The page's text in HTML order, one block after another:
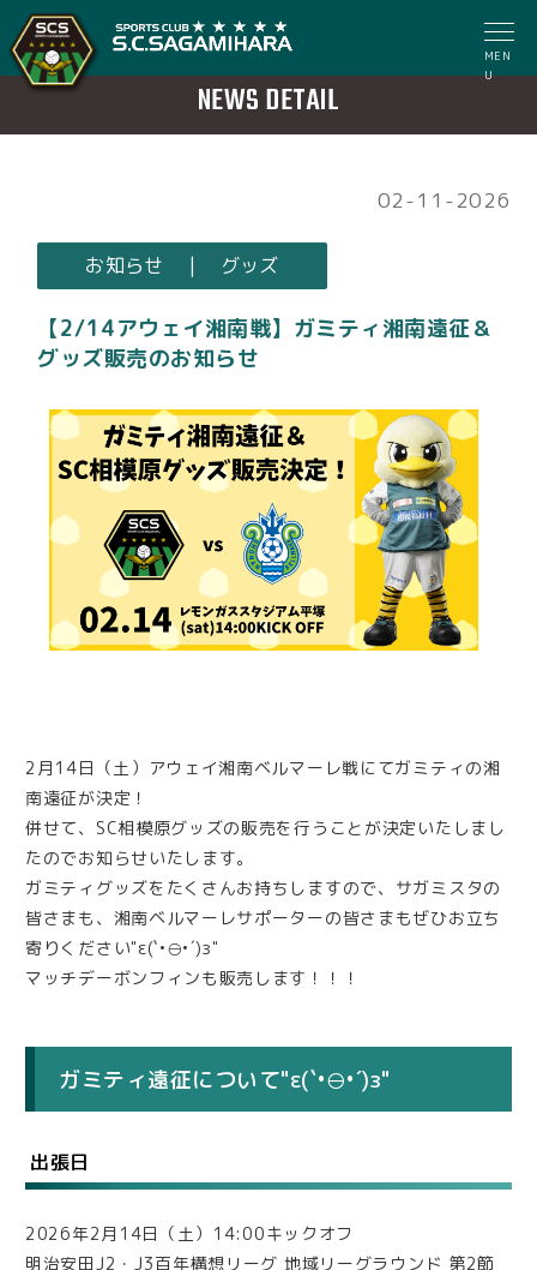
MEN
U
NEWS DETAIL
02-11-2026
お知らせ | グッズ
【2/14アウェイ湘南戦】ガミティ湘南遠征＆
グッズ販売のお知らせ
2月14日（土）アウェイ湘南ベルマーレ戦にてガミティの湘
南遠征が決定！
併せて、SC相模原グッズの販売を行うことが決定いたしまし
たのでお知らせいたします。
ガミティグッズをたくさんお持ちしますので、サガミスタの
皆さまも、湘南ベルマーレサポーターの皆さまもぜひお立ち
寄りください"ε(`•⊖•´)з"
マッチデーボンフィンも販売します！！！
ガミティ遠征について"ε(`•⊖•´)з"
出張日
2026年2月14日（土）14:00キックオフ
明治安田J2・J3百年構想リーグ 地域リーグラウンド 第2節